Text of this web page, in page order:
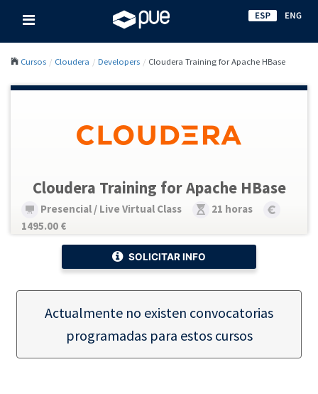
Cursos Cloudera Developers Cloudera Training for Apache HBase
Cloudera Training for Apache HBase
Presencial / Live Virtual Class
21 horas
1495.00 €
SOLICITAR INFO
Actualmente no existen convocatorias
programadas para estos cursos